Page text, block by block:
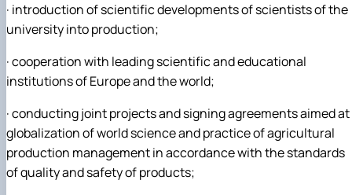
Іноземні мови
Працевлаштування
Їдальні та буфети
Студентські квитки
Центр вивчення мов
Психологічна підтримка
Інклюзивне середовище
Рада молодих вчених
Наукові школи
Методичні рекомендації, пам'ятки
Форми документів
ЦКНО «Агропромисловий комплекс, лісове і
садово-паркове господарство, ветеринарна
Обладнання НУБіП України
Біоетична комісія
Наукові видання
Звіт про проведення НТЗ
Наукові журнали НУБіП України
Пам'ятка про проведення науково-
заходів
Порядок планування та організації
проведення НТЗ
Результати науково-технічних заходів
Каталог наукових послуг
«SEB-2024»
Наглядова рада
Рада роботодавців
2020»
Історія університету
Видатні випускники та працівники
Пам'яті захисників України
Почесні доктори і професори НУБіП України
Університетський кур'єр
Вибори ректора
Програма розвитку університету
ініціатива – 2025»
Доступ до публічної інформації
Державні закупівлі
Антикорупційні заходи
Уповноважена особа з питань запобігання
Положення про антикорупційного
уповноваженого НУБіП України
Національні нормативно-правові акти
Нормативно-правові акти НУБіП України
Інформаційні ресурси НАЗК
Гендерна радниця
· introduction of scientific developments of scientists of the
university into production;
·cooperation with leading scientific and educational
institutions of Europe and the world;
·conducting joint projects and signing agreements aimed at
globalization of world science and practice of agricultural
production management in accordance with the standards
of quality and safety of products;